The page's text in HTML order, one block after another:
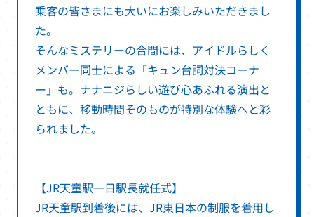
乗客の皆さまにも大いにお楽しみいただきまし
た。
そんなミステリーの合間には、アイドルらしく
メンバー同士による「キュン台詞対決コーナ
ー」も。ナナニジらしい遊び心あふれる演出と
ともに、移動時間そのものが特別な体験へと彩
られました。
【JR天童駅一日駅長就任式】
JR天童駅到着後には、JR東日本の制服を着用し